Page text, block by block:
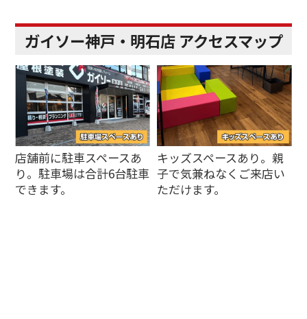
ガイソー神戸・明石店 アクセスマップ
店舗前に駐車スペースあ
り。駐車場は合計6台駐車
できます。
キッズスペースあり。親
子で気兼ねなくご来店い
ただけます。